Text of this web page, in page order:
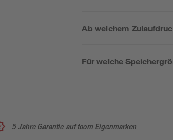
Ab welchem
Für welche
5 Jahre Garantie auf toom Eigenmarken